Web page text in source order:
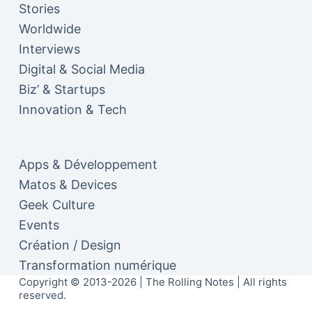
Stories
Worldwide
Interviews
Digital & Social Media
Biz’ & Startups
Innovation & Tech
Apps & Développement
Matos & Devices
Geek Culture
Events
Création / Design
Transformation numérique
Copyright © 2013-2026 | The Rolling Notes | All rights
reserved.